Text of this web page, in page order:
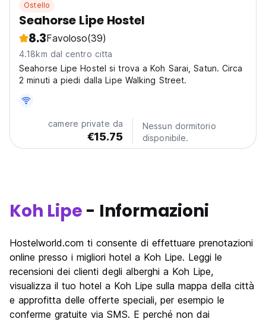
Ostello
Seahorse Lipe Hostel
8.3Favoloso(39)
4.18km dal centro citta
Seahorse Lipe Hostel si trova a Koh Sarai, Satun. Circa
2 minuti a piedi dalla Lipe Walking Street.
camere private da
€15.75
Nessun dormitorio
disponibile.
Koh Lipe - Informazioni
Hostelworld.com ti consente di effettuare prenotazioni
online presso i migliori hotel a Koh Lipe. Leggi le
recensioni dei clienti degli alberghi a Koh Lipe,
visualizza il tuo hotel a Koh Lipe sulla mappa della città
e approfitta delle offerte speciali, per esempio le
conferme gratuite via SMS. E perché non dai